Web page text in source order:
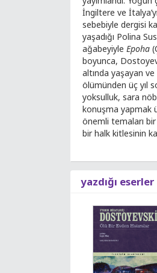
İngiltere ve
sebebiyle dergisi
yaşadığı Polina
ağabeyiyle Epoha
boyunca,
altında yaşayan ve
ölümünden üç yıl
yoksulluk, sara
konuşma yapmak
önemli temaları
bir halk kitlesinin
yazdığı eserler